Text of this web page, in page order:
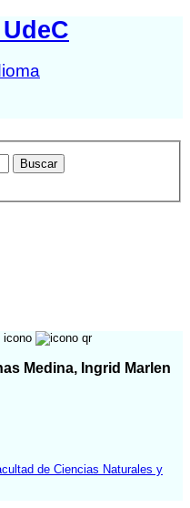
Medina, Ingrid Marlen
de Ciencias Naturales y